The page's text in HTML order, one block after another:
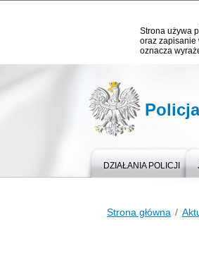
Strona używa
oraz zapisanie
oznacza
DZIAŁANIA POLICJI
Strona główna